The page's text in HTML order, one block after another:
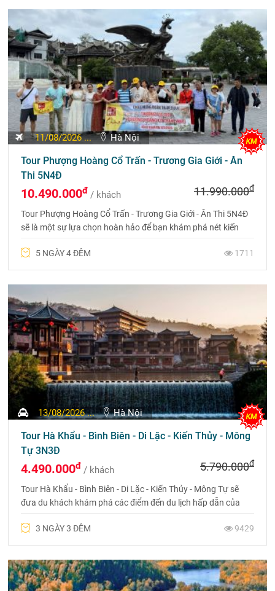
11/08/2026 ... Hà Nội
Tour Phượng Hoàng Cổ Trấn - Trương Gia Giới - Ân
Thi 5N4Đ
10.490.000đ / khách 11.990.000đ
Tour Phượng Hoàng Cổ Trấn - Trương Gia Giới - Ân Thi 5N4Đ
sẽ là một sự lựa chọn hoàn hảo để bạn khám phá nét kiến
5 NGÀY 4 ĐÊM
1711
13/08/2026 ... Hà Nội
Tour Hà Khẩu - Bình Biên - Di Lặc - Kiến Thủy - Mông
Tự 3N3Đ
4.490.000đ / khách 5.790.000đ
Tour Hà Khẩu - Bình Biên - Di Lặc - Kiến Thủy - Mông Tự sẽ
đưa du khách khám phá các điểm đến du lịch hấp dẫn của
3 NGÀY 3 ĐÊM
9429